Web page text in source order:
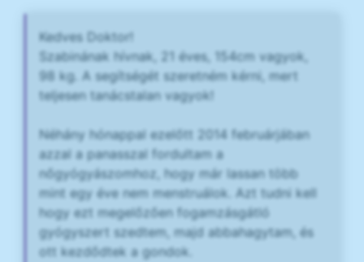
Kedves Doktor!
Szabinának hívnak, 21 éves, 154cm vagyok,
98 kg. A segítségét szeretném kérni, mert
teljesen tanácstalan vagyok!
Néhány hónappal ezelőtt 2014 februárjában
azzal a panasszal fordultam a
nőgyógyászomhoz, hogy már lassan több
mint egy éve nem menstruálok. Azt tudni kell
hogy ezt megelőzően fogamzásgátló
gyógyszert szedtem, majd abbahagytam, és
ott kezdődtek a gondok.